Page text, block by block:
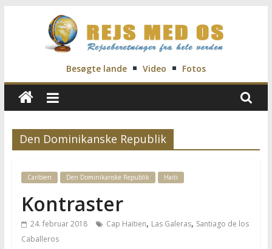
Rejs
Med
Os
for
Vilde,
Frida,
Marianne
og
Besøgte lande Video Fotos
Den Dominikanske Republik
Caribien Den Dominikanske Republik Haiti
Kontraster
24. februar 2018 Cap Haïtien, Las Galeras, Santiago de los
Caballeros